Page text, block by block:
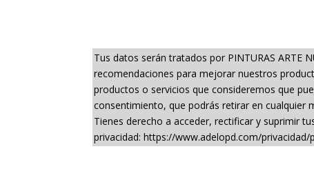
Tus datos serán tratados por PINTURAS ARTE
recomendaciones para mejorar nuestros
productos o servicios que consideremos que
consentimiento, que podrás retirar en cualquier
Tienes derecho a acceder, rectificar y suprimir
privacidad: https://www.adelopd.com/